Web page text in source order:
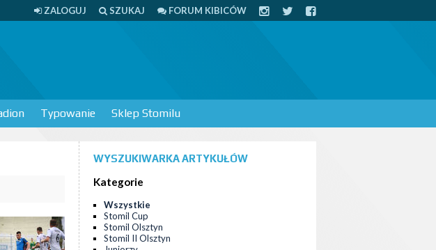
ZALOGUJ SZUKAJ FORUM KIBICÓW
Typowanie Sklep Stomilu
WYSZUKIWARKA ARTYKUŁÓW
Kategorie
Wszystkie
Stomil Cup
Stomil Olsztyn
Stomil II Olsztyn